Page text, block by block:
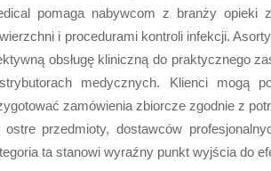
pomaga nabywcom z branży opieki
i procedurami kontroli infekcji.
obsługę kliniczną do praktycznego
medycznych. Klienci mogą
zamówienia zbiorcze zgodnie z
ostre przedmioty, dostawców
ta stanowi wyraźny punkt wyjścia do